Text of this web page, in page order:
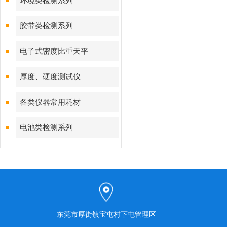
胶带类检测系列
电子式密度比重天平
厚度、硬度测试仪
各类仪器常用耗材
电池类检测系列
东莞市厚街镇宝屯村下屯管理区